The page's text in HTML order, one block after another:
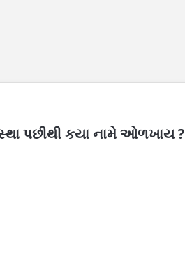
પછીથી કયા નામે ઓળખાય ?